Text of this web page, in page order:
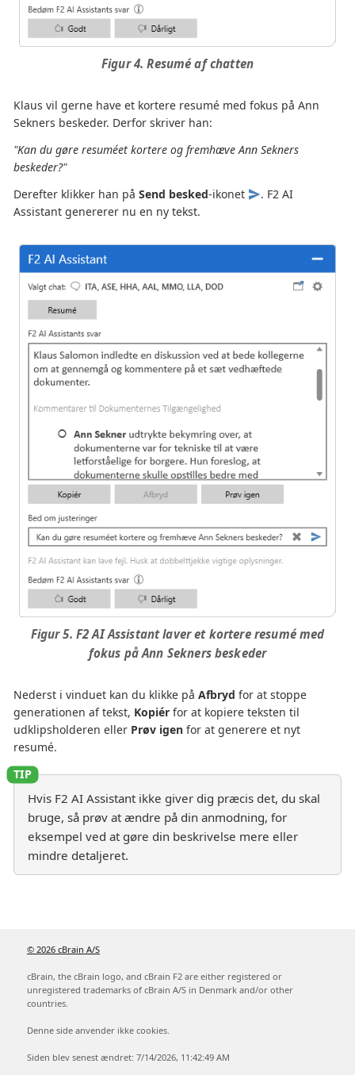
Figur 4. Resumé af chatten
Klaus vil gerne have et kortere resumé med fokus på Ann
Sekners beskeder. Derfor skriver han:
"Kan du gøre resuméet kortere og fremhæve Ann Sekners
beskeder?"
Derefter klikker han på Send besked-ikonet
. F2 AI
Assistant genererer nu en ny tekst.
Figur 5. F2 AI Assistant laver et kortere resumé med
fokus på Ann Sekners beskeder
Nederst i vinduet kan du klikke på Afbryd for at stoppe
generationen af tekst, Kopiér for at kopiere teksten til
udklipsholderen eller Prøv igen for at generere et nyt
resumé.
Hvis F2 AI Assistant ikke giver dig præcis det, du skal
bruge, så prøv at ændre på din anmodning, for
eksempel ved at gøre din beskrivelse mere eller
mindre detaljeret.
© 2026 cBrain A/S
cBrain, the cBrain logo, and cBrain F2 are either registered or
unregistered trademarks of cBrain A/S in Denmark and/or other
countries.
Denne side anvender ikke cookies.
Siden blev senest ændret: 7/14/2026, 11:42:49 AM